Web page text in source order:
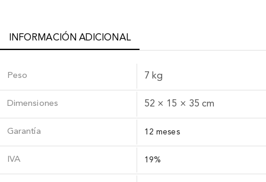
INFORMACIÓN ADICIONAL
Peso 7 kg
Dimensiones 52 × 15 × 35 cm
Garantía 12 meses
IVA 19%